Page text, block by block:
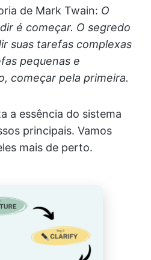
de Mark Twain: O
é começar. O segredo
suas tarefas complexas
pequenas e
começar pela primeira.
a essência do sistema
principais. Vamos
mais de perto.